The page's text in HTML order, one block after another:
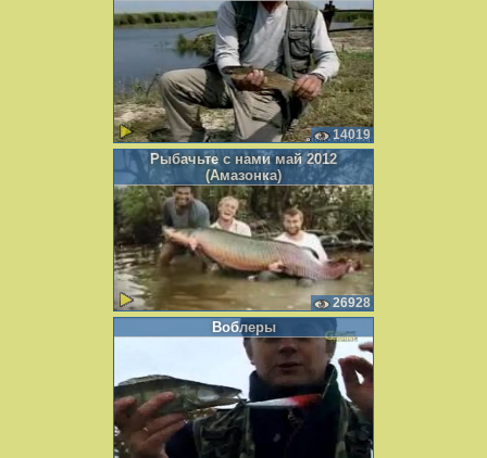
14019
Рыбачьте с нами май 2012
(Амазонка)
26928
Воблеры